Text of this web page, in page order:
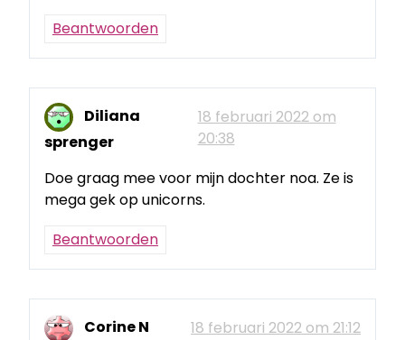
Beantwoorden
Diliana
sprenger
18 februari 2022 om
20:38
Doe graag mee voor mijn dochter noa. Ze is
mega gek op unicorns.
Beantwoorden
Corine N
18 februari 2022 om 21:12